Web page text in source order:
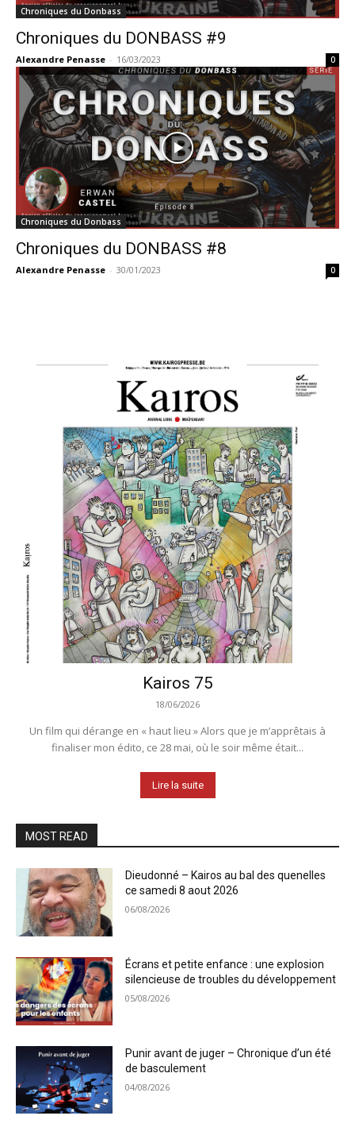
Chroniques du Donbass
Chroniques du DONBASS #9
Alexandre Penasse - 16/03/2023 0
Chroniques du Donbass
Chroniques du DONBASS #8
Alexandre Penasse - 30/01/2023 0
Kairos 75
18/06/2026
Un film qui dérange en « haut lieu » Alors que je m’apprêtais à
finaliser mon édito, ce 28 mai, où le soir même était...
Lire la suite
MOST READ
Dieudonné – Kairos au bal des quenelles
ce samedi 8 aout 2026
06/08/2026
Écrans et petite enfance : une explosion
silencieuse de troubles du développement
05/08/2026
Punir avant de juger – Chronique d’un été
de basculement
04/08/2026